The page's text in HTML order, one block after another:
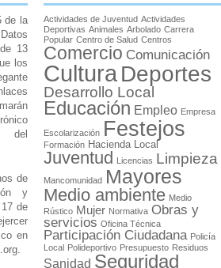
de la
13
los
del
de
y
de
en
.
Actividades de Juventud Actividades
Deportivas Animales Arbolado Carrera
Popular Centro de Salud Centros
Comercio Comunicación
CulturaDeportes
Desarrollo Local
Educación Empleo Empresa
Escolarización Festejos
Formación Hacienda Local
Juventud Licencias Limpieza
Mancomunidad Mayores
Medio ambiente Medio
Rústico Mujer Normativa Obras y
servicios Oficina Técnica
Participación Ciudadana Policía
Local Polideportivo Presupuesto Residuos
Sanidad Seguridad